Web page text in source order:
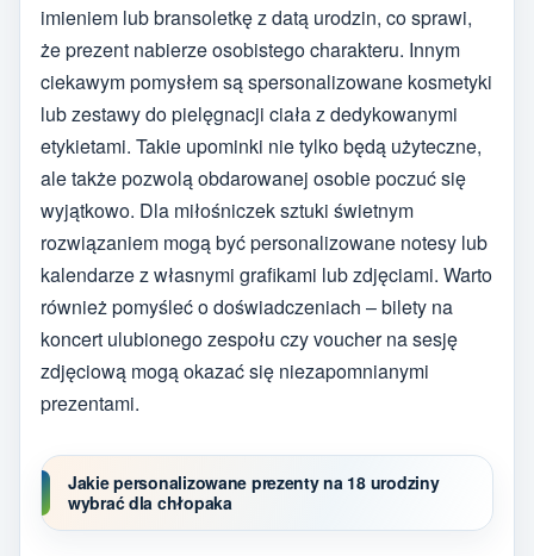
imieniem lub bransoletkę z datą urodzin, co sprawi,
że prezent nabierze osobistego charakteru. Innym
ciekawym pomysłem są spersonalizowane kosmetyki
lub zestawy do pielęgnacji ciała z dedykowanymi
etykietami. Takie upominki nie tylko będą użyteczne,
ale także pozwolą obdarowanej osobie poczuć się
wyjątkowo. Dla miłośniczek sztuki świetnym
rozwiązaniem mogą być personalizowane notesy lub
kalendarze z własnymi grafikami lub zdjęciami. Warto
również pomyśleć o doświadczeniach – bilety na
koncert ulubionego zespołu czy voucher na sesję
zdjęciową mogą okazać się niezapomnianymi
prezentami.
Jakie personalizowane prezenty na 18 urodziny
wybrać dla chłopaka